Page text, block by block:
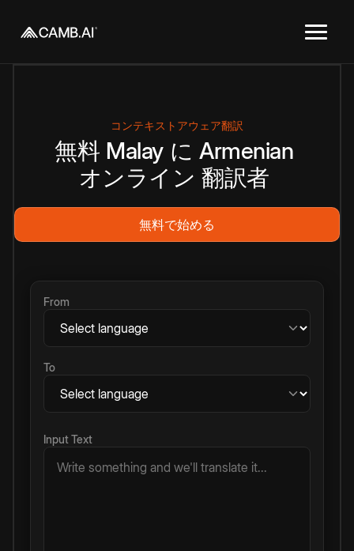
コンテキストアウェア翻訳
無料 Malay に Armenian
オンライン 翻訳者
無料で始める
From
To
Input Text